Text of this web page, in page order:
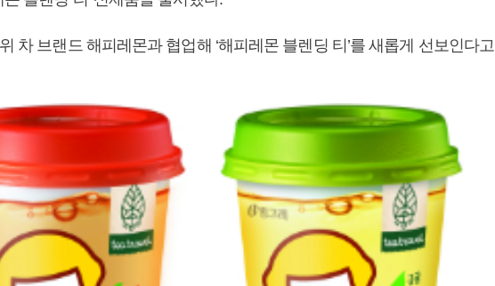
차 브랜드 해피레몬과 협업해 ‘해피레몬 블렌딩 티’를 새롭게 선보인다고